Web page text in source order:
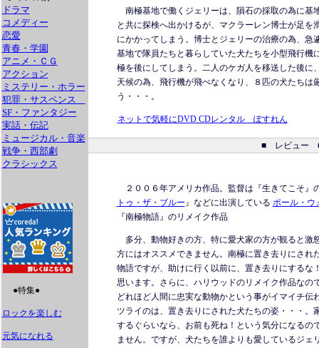
ドラマ
コメディー
恋愛
青春・学園
アニメ・ＣＧ
アクション
ミステリー・ホラー
犯罪・サスペンス
SF・ファンタジー
実話・伝記
ミュージカル・音楽
戦争・西部劇
クラシックス
●特集●
ロックを楽しむ
元気になれる
南極基地で働くジェリーは、隕石の採取の為に基
と共に探検へ出かけるが、マクラーレン博士が足を
にかかってしまう。博士とジェリーの治療の為、急
基地で隊員たちと暮らしていた犬たちを小型飛行機
極を後にしてしまう。二人のケガ人を移送した後に
天候の為、飛行機が飛べなくなり、８匹の犬たちは
う・・・。
ネットで気軽にDVD CDレンタル ぽすれん
■ レビュー
２００６年アメリカ作品。監督は 『生きてこそ』
トゥ・ザ・ブルー』などに出演している ポール・ウ
『南極物語』のリメイク作品
多分、動物好きの方、特に愛犬家の方が観ると激
方にはオススメできません。南極に置き去りにされ
物語ですが、助けに行く以前に、置き去りにするな
思います。さらに、ハリウッドのリメイク作品なの
どれほど人間に忠実な動物かという事がイマイチ伝
ツライのは、置き去りにされた犬たちの姿・・・。
するぐらいなら、お前も死ね！という気分になるの
ません。ですが、犬たちを誰よりも愛しているジェ